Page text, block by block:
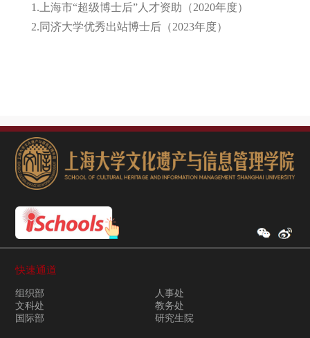
1.上海市“超级博士后”人才资助（2020年度）
2.同济大学优秀出站博士后（2023年度）
快速通道
组织部
人事处
文科处
教务处
国际部
研究生院